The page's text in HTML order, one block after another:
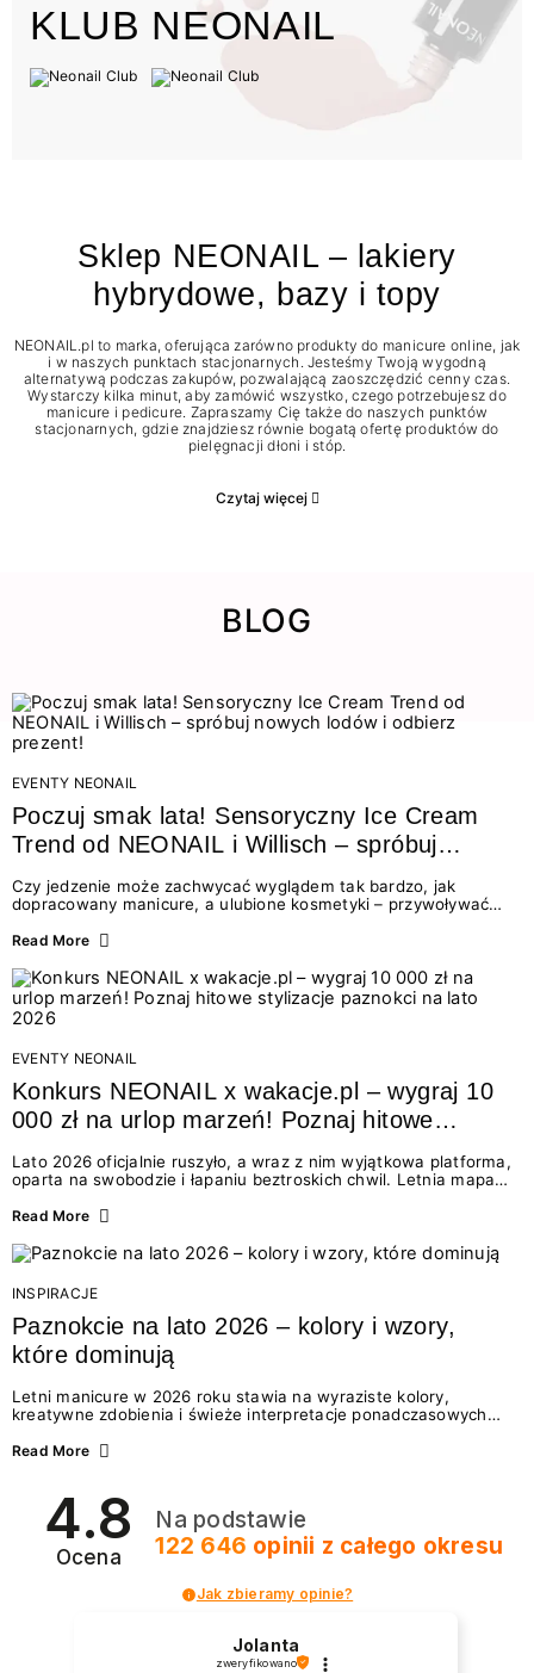
KLUB NEONAIL
Sklep NEONAIL – lakiery
hybrydowe, bazy i topy
NEONAIL.pl to marka, oferująca zarówno produkty do manicure online, jak
i w naszych punktach stacjonarnych. Jesteśmy Twoją wygodną
alternatywą podczas zakupów, pozwalającą zaoszczędzić cenny czas.
Wystarczy kilka minut, aby zamówić wszystko, czego potrzebujesz do
manicure i pedicure. Zapraszamy Cię także do naszych punktów
stacjonarnych, gdzie znajdziesz równie bogatą ofertę produktów do
pielęgnacji dłoni i stóp.
Czytaj więcej
BLOG
EVENTY NEONAIL
Poczuj smak lata! Sensoryczny Ice Cream
Trend od NEONAIL i Willisch – spróbuj
nowych lodów i odbierz prezent!
Czy jedzenie może zachwycać wyglądem tak bardzo, jak
dopracowany manicure, a ulubione kosmetyki – przywoływać
świata beauty i oszałamiających deserów to coś więcej niż
zmysłami: przez soczysty kolor, aksamitną teksturę,
orzeźwiający zapach i słodki akcent na podniebieniu. Tego lata
NEONAIL łączy siły z marką Willisch, tworząc unikalny projekt
na styku jedzenia i piękna....
Read More
EVENTY NEONAIL
Konkurs NEONAIL x wakacje.pl – wygraj 10
000 zł na urlop marzeń! Poznaj hitowe
Lato 2026 oficjalnie ruszyło, a wraz z nim wyjątkowa platforma,
oparta na swobodzie i łapaniu beztroskich chwil. Letnia mapa
doświadczenia wakacji – od spontanicznych wyjazdów, przez
Motywem przewodnim jest eksplorowanie i kolekcjonowanie
letnich momentów. Z tej okazji przygotowaliśmy coś absolutnie
wyjątkowego: wielki konkurs z wakacje.pl oraz dawkę
najgorętszych trendów w...
Read More
INSPIRACJE
Paznokcie na lato 2026 – kolory i wzory,
które dominują
Letni manicure w 2026 roku stawia na wyraziste kolory,
kreatywne zdobienia i świeże interpretacje ponadczasowych
zarówno energetycznych odcieni inspirowanych wakacjami, jak
2026? Znajdź inspirację dla swojego manicure!
Read More
4.8
Ocena
Na podstawie
122 646 opinii z całego okresu
Jak zbieramy opinie?
Jolanta
zweryfikowano